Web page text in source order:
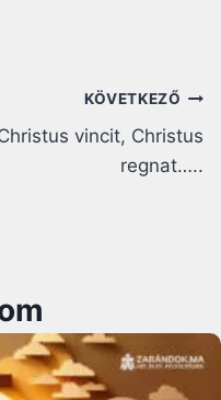
KÖVETKEZŐ
vincit, Christus
regnat…..